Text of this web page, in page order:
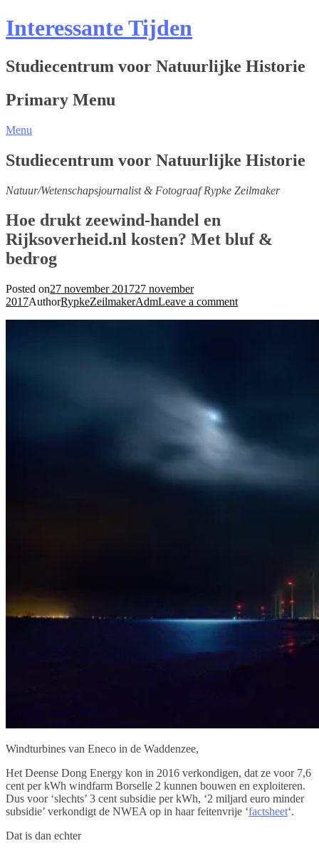
Interessante Tijden
Studiecentrum voor Natuurlijke Historie
Primary Menu
Menu
Studiecentrum voor Natuurlijke Historie
Natuur/Wetenschapsjournalist & Fotograaf Rypke Zeilmaker
Hoe drukt zeewind-handel en
Rijksoverheid.nl kosten? Met bluf &
bedrog
Posted on27 november 201727 november
2017AuthorRypkeZeilmakerAdmLeave a comment
Windturbines van Eneco in de Waddenzee,
Het Deense Dong Energy kon in 2016 verkondigen, dat ze voor 7,6
cent per kWh windfarm Borselle 2 kunnen bouwen en exploiteren.
Dus voor ‘slechts’ 3 cent subsidie per kWh, ‘2 miljard euro minder
subsidie’ verkondigt de NWEA op in haar feitenvrije ‘factsheet‘.
Dat is dan echter